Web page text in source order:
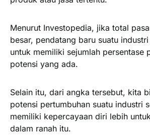
Menurut Investopedia, jika total
besar, pendatang baru suatu
untuk memiliki sejumlah persentase
potensi yang ada.
Selain itu, dari angka tersebut, kita
potensi pertumbuhan suatu industri
memiliki kepercayaan diri lebih
dalam ranah itu.